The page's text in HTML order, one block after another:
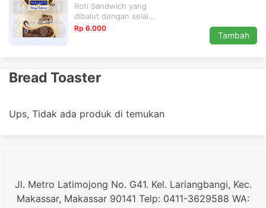
Roti Sandwich yang
dibalut dengan selai
coklat yang begitu
Rp 6.000
Tambah
Bread Toaster
Ups, Tidak ada produk di temukan
Jl. Metro Latimojong No. G41. Kel. Lariangbangi, Kec.
Makassar, Makassar 90141 Telp: 0411-3629588 WA: